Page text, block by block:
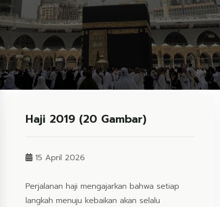
Haji 2019 (20 Gambar)
15 April 2026
Perjalanan haji mengajarkan bahwa setiap
langkah menuju kebaikan akan selalu